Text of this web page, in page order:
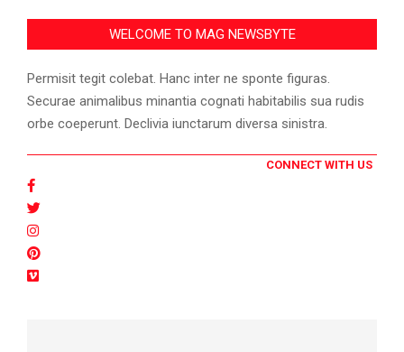
WELCOME TO MAG NEWSBYTE
Permisit tegit colebat. Hanc inter ne sponte figuras.
Securae animalibus minantia cognati habitabilis sua rudis
orbe coeperunt. Declivia iunctarum diversa sinistra.
CONNECT WITH US